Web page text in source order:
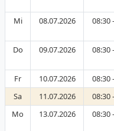
Mi
08.07.2026 08:30
Do 09.07.2026 08:30
Fr 10.07.2026 08:30
Sa
11.07.2026 08:30
Mo
13.07.2026 08:30